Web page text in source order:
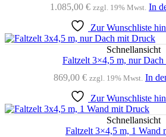
1.085,00 € zzgl. 19% Mwst. In
Zur Wunschliste
Schnellansicht
Faltzelt 3×4,5 m, nur
869,00 € zzgl. 19% Mwst. In
Zur Wunschliste
Schnellansicht
Faltzelt 3×4,5 m, 1 Wand